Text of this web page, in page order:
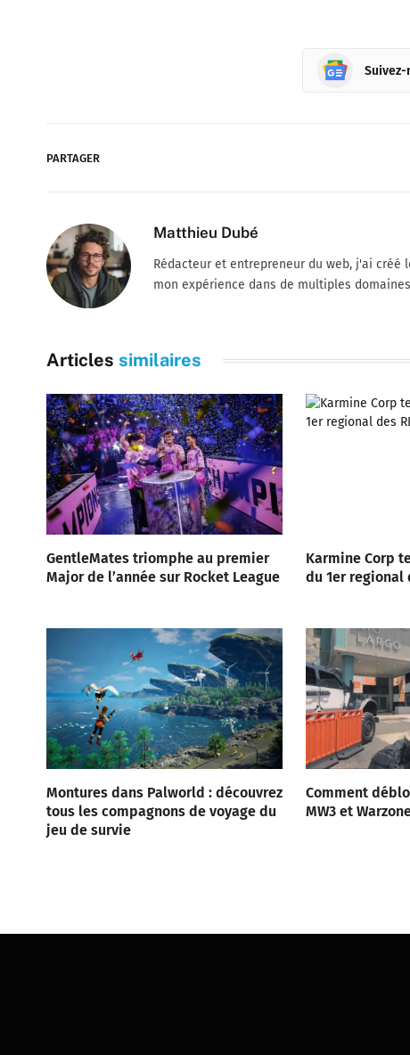
Suivez-
PARTAGER
Matthieu Dubé
Rédacteur et entrepreneur du web, j'ai
mon expérience dans de multiples
Articles similaires
GentleMates triomphe au premier
Major de l’année sur Rocket League
Karmine Corp
du 1er regional
Montures dans Palworld : découvrez
tous les compagnons de voyage du
jeu de survie
Comment
MW3 et